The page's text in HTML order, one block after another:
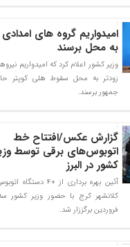
امیدواریم گروه های
به محل برسند
وزیر کشور اعلام کرد که امیدواریم
زودتر به محل سقوط هلی کوپتر
جمهور برسند.
گزارش عکس/افتتاح خط
اتوبوس‌های برقی توسط
کشور در البرز
آئین بهره برداری از ۴۰
فروردین برگززار شد.